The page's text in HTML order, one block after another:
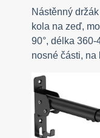
Nástěnný
kola na zeď,
90°, délka 360-
nosné části, na